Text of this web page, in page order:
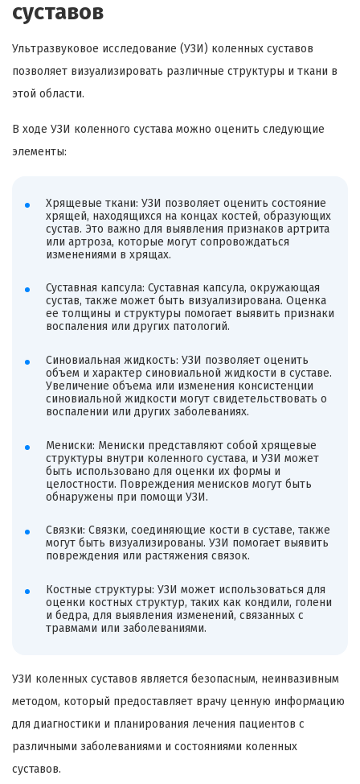
суставов
Ультразвуковое исследование (УЗИ) коленных суставов
позволяет визуализировать различные структуры и ткани в
этой области.
В ходе УЗИ коленного сустава можно оценить следующие
элементы:
Хрящевые ткани: УЗИ позволяет оценить состояние
хрящей, находящихся на концах костей, образующих
сустав. Это важно для выявления признаков артрита
или артроза, которые могут сопровождаться
изменениями в хрящах.
Суставная капсула: Суставная капсула, окружающая
сустав, также может быть визуализирована. Оценка
ее толщины и структуры помогает выявить признаки
воспаления или других патологий.
Синовиальная жидкость: УЗИ позволяет оценить
объем и характер синовиальной жидкости в суставе.
Увеличение объема или изменения консистенции
синовиальной жидкости могут свидетельствовать о
воспалении или других заболеваниях.
Мениски: Мениски представляют собой хрящевые
структуры внутри коленного сустава, и УЗИ может
быть использовано для оценки их формы и
целостности. Повреждения менисков могут быть
обнаружены при помощи УЗИ.
Связки: Связки, соединяющие кости в суставе, также
могут быть визуализированы. УЗИ помогает выявить
повреждения или растяжения связок.
Костные структуры: УЗИ может использоваться для
оценки костных структур, таких как кондили, голени
и бедра, для выявления изменений, связанных с
травмами или заболеваниями.
УЗИ коленных суставов является безопасным, неинвазивным
методом, который предоставляет врачу ценную информацию
для диагностики и планирования лечения пациентов с
различными заболеваниями и состояниями коленных
суставов.